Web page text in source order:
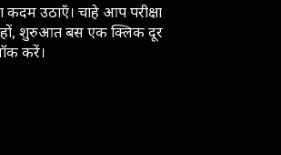
कदम उठाएँ। चाहे आप परीक्षा
हों, शुरुआत बस एक क्लिक दूर
करें।